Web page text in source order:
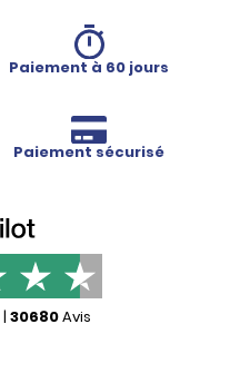
Paiement à 60 jours
Paiement sécurisé
| 30680Avis